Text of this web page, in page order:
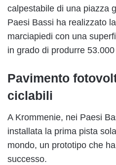
calpestabile di una piazza
Paesi Bassi ha realizzato
marciapiedi con una
in grado di produrre
Pavimento
ciclabili
A Krommenie, nei Paesi
installata la prima pista
mondo, un prototipo che
successo.